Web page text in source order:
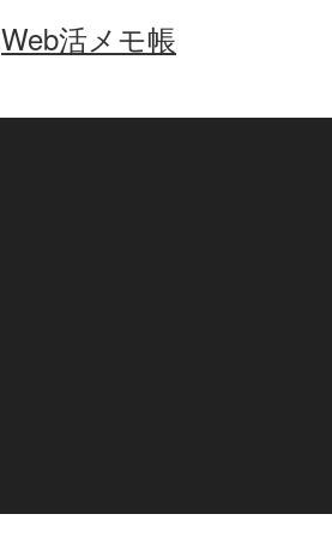
Web活メモ帳